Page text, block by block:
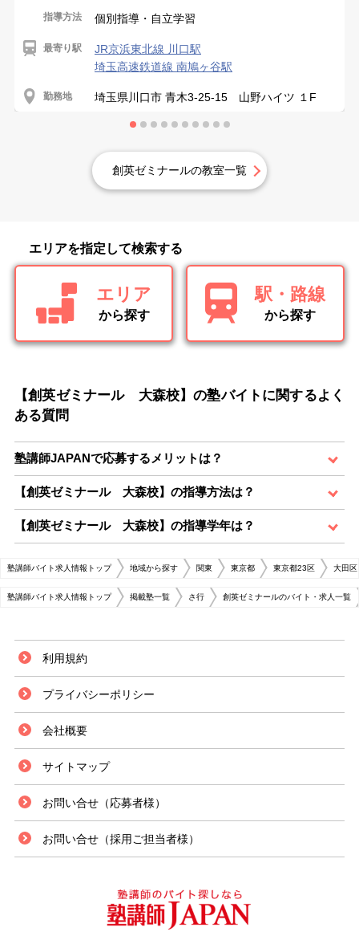
指導方法 個別指導・自立学習
最寄り駅
JR京浜東北線 川口駅
埼玉高速鉄道線 南鳩ヶ谷駅
勤務地 埼玉県川口市 青木3-25-15 山野ハイツ １F
創英ゼミナールの教室一覧
エリアを指定して検索する
エリア
から探す
駅・路線
から探す
【創英ゼミナール 大森校】の塾バイトに関するよく
ある質問
塾講師JAPANで応募するメリットは？
【創英ゼミナール 大森校】の指導方法は？
【創英ゼミナール 大森校】の指導学年は？
塾講師バイト求人情報トップ 地域から探す 関東 東京都 東京都23区 大田区
塾講師バイト求人情報トップ 掲載塾一覧 さ行 創英ゼミナールのバイト・求人一覧
利用規約
プライバシーポリシー
会社概要
サイトマップ
お問い合せ（応募者様）
お問い合せ（採用ご担当者様）